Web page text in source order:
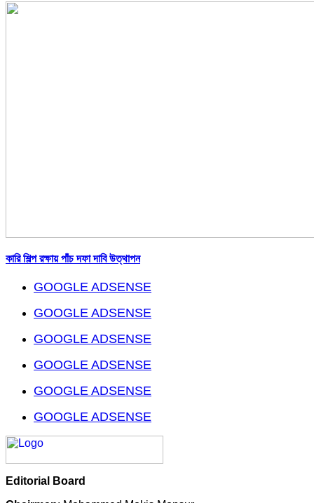
কারি শিল্প রক্ষায় পাঁচ দফা দাবি উত্থাপন
GOOGLE ADSENSE
GOOGLE ADSENSE
GOOGLE ADSENSE
GOOGLE ADSENSE
GOOGLE ADSENSE
GOOGLE ADSENSE
Editorial Board